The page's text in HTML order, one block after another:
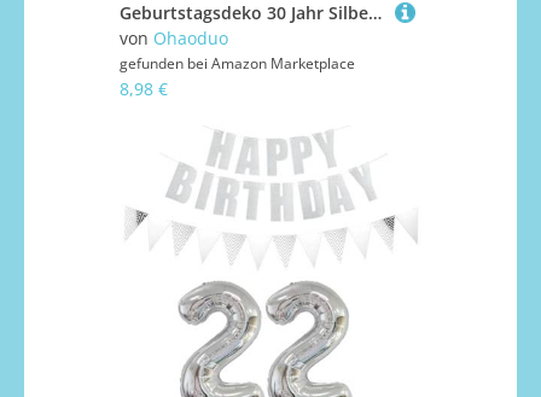
Geburtstagsdeko 30 Jahr Silber,Luftballon 30. Geburtstag Silber,Ballon 30. Geburtstag Silber,30 Party Mädchen Jungen,30 Luftballons Silber, 30 Jahr Ballon 30 Tortendeko
von Ohaoduo
gefunden bei Amazon Marketplace
8,98 €